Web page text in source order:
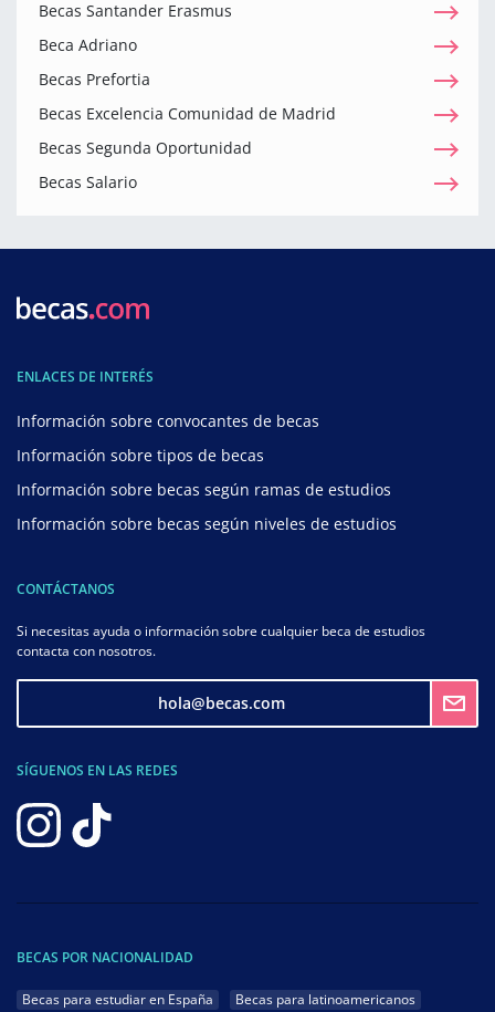
Becas Santander Erasmus
Beca Adriano
Becas Prefortia
Becas Excelencia Comunidad de Madrid
Becas Segunda Oportunidad
Becas Salario
ENLACES DE INTERÉS
Información sobre convocantes de becas
Información sobre tipos de becas
Información sobre becas según ramas de estudios
Información sobre becas según niveles de estudios
CONTÁCTANOS
Si necesitas ayuda o información sobre cualquier beca de estudios
contacta con nosotros.
hola@becas.com
SÍGUENOS EN LAS REDES
BECAS POR NACIONALIDAD
Becas para estudiar en España Becas para latinoamericanos